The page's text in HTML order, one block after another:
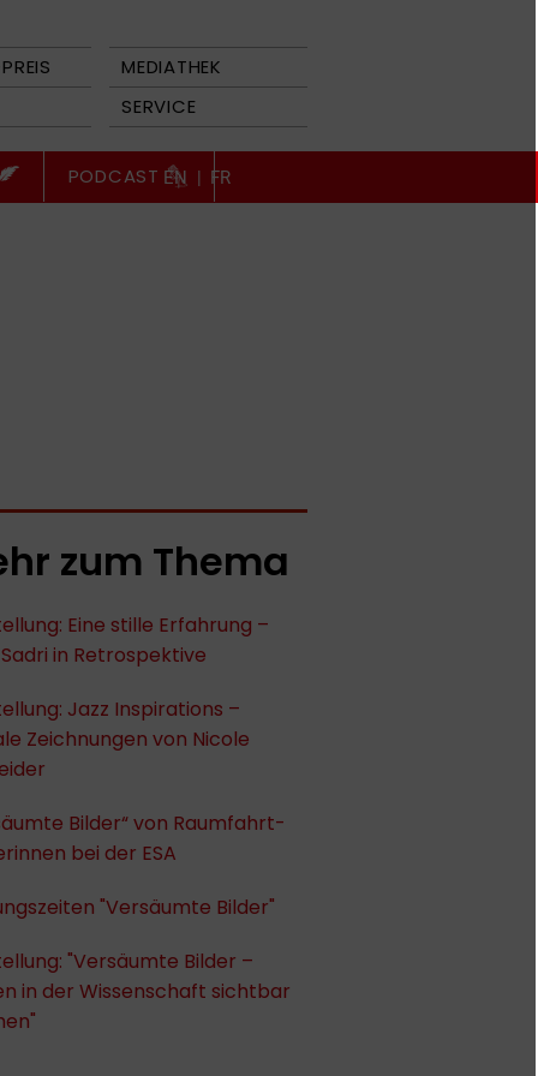
MEDIATHEK
SERVICE
PODCAST EN | FR
zum Thema
Eine stille Erfahrung –
in Retrospektive
Jazz Inspirations –
Zeichnungen von Nicole
Bilder“ von Raumfahrt-
bei der ESA
"Versäumte Bilder"
"Versäumte Bilder –
in der Wissenschaft sichtbar